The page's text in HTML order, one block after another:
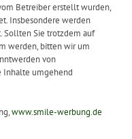
Betreiber erstellt wurden,
Insbesondere werden
Sollten Sie trotzdem auf
werden, bitten wir um
von
Inhalte umgehend
www.smile-werbung.de